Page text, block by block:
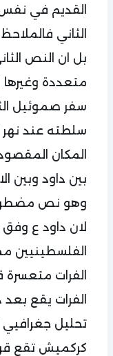
القديم في نفس
الثاني
بل ان النص
متعددة وغيرها
سفر صموئيل
سلطته عند نهر
المكان
بين داود وبين
وهو نص مضطرب
لان داود ع
الفلسطينيين
الفرات
الفرات يقع
تحليل جغرافيي
كركميش تقع